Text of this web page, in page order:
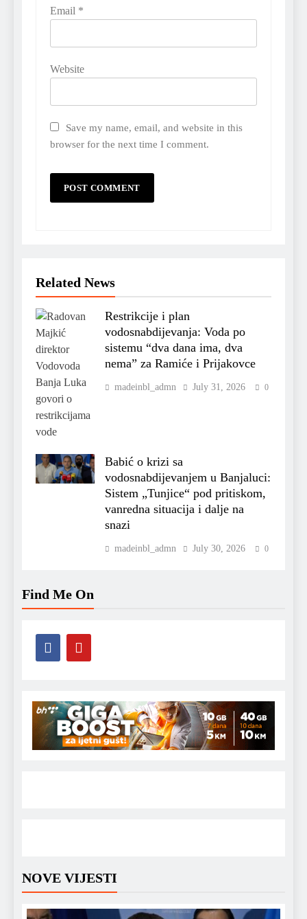
Email *
Website
Save my name, email, and website in this
browser for the next time I comment.
Related News
Restrikcije i plan
vodosnabdijevanja: Voda po
sistemu “dva dana ima, dva
nema” za Ramiće i Prijakovce
madeinbl_admn July 31, 2026 0
Babić o krizi sa
vodosnabdijevanjem u Banjaluci:
Sistem „Tunjice“ pod pritiskom,
vanredna situacija i dalje na
snazi
madeinbl_admn July 30, 2026 0
Find Me On
NOVE VIJESTI